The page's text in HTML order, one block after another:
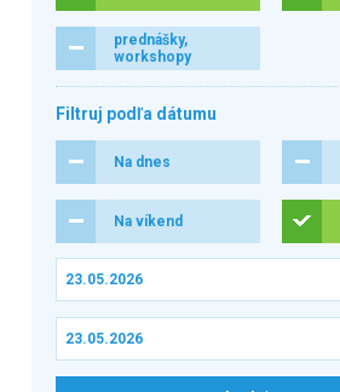
prednášky,
workshopy
Filtruj podľa dátumu
Na dnes
Na víkend